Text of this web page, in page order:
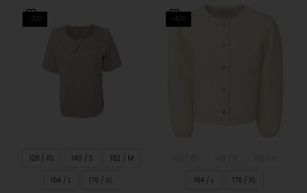
-30%
128 / XS 140 / S 152 / M
164 / L 176 / XL
-40%
164 / L 176 / XL